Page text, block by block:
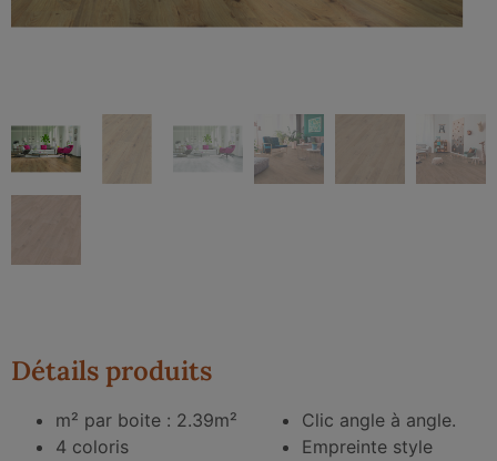
Détails produits
m² par boite : 2.39m²
4 coloris
Clic angle à angle.
Empreinte style